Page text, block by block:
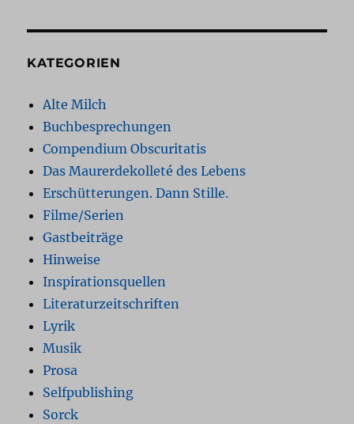
KATEGORIEN
Alte Milch
Buchbesprechungen
Compendium Obscuritatis
Das Maurerdekolleté des Lebens
Erschütterungen. Dann Stille.
Filme/Serien
Gastbeiträge
Hinweise
Inspirationsquellen
Literaturzeitschriften
Lyrik
Musik
Prosa
Selfpublishing
Sorck